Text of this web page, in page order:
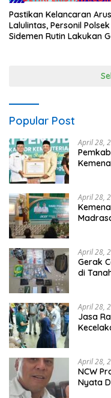
Pastikan Kelancaran Arus
Lalulintas, Personil Polsek
Sidemen Rutin Lakukan
Popular Post
April 28,
April 28,
April 28,
Gerak
di
April 28,
Jasa
April 28,
NCW
Nyata